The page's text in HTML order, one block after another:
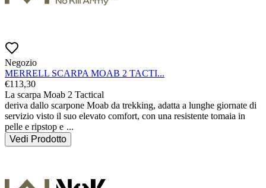
Negozio
MERRELL SCARPA MOAB 2 TACTI...
€113,30
La scarpa Moab 2 Tactical
deriva dallo scarpone Moab da trekking, adatta a lunghe giornate di
servizio visto il suo elevato comfort, con una resistente tomaia in
pelle e ripstop e ...
Vedi Prodotto